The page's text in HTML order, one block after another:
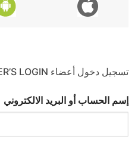
تسجيل دخول أعضاء MEMBER’S LOGIN
إسم الحساب أو البريد الالكتروني